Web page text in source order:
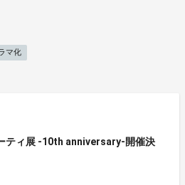
マ化
ティ展 -10th anniversary-開催決